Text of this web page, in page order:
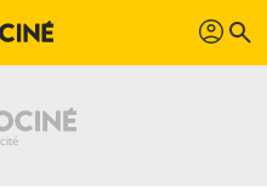
profil search